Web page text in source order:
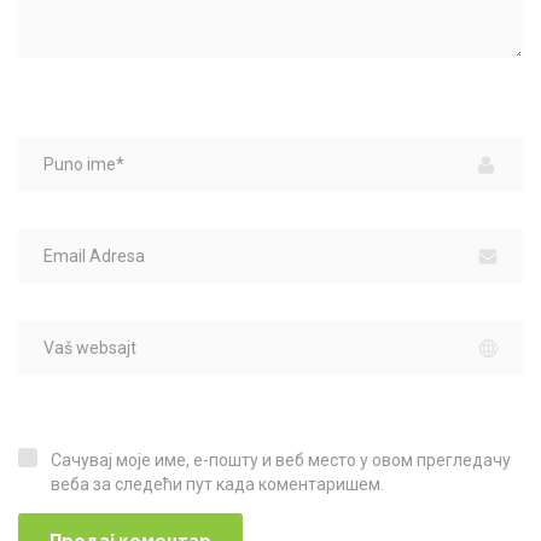
Сачувај моје име, е-пошту и веб место у овом прегледачу веба за следећи пут када коментаришем.
Сачувај моје име, е-пошту и веб место у овом прегледачу
веба за следећи пут када коментаришем.